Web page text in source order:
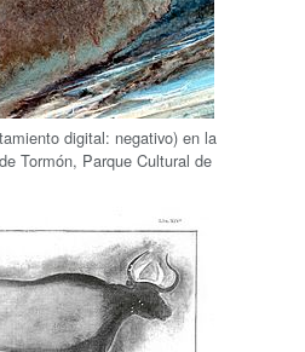
digital: negativo) en la
Tormón, Parque Cultural de